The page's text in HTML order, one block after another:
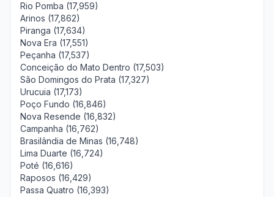
Rio Pomba (17,959)
Arinos (17,862)
Piranga (17,634)
Nova Era (17,551)
Peçanha (17,537)
Conceição do Mato Dentro (17,503)
São Domingos do Prata (17,327)
Urucuia (17,173)
Poço Fundo (16,846)
Nova Resende (16,832)
Campanha (16,762)
Brasilândia de Minas (16,748)
Lima Duarte (16,724)
Poté (16,616)
Raposos (16,429)
Passa Quatro (16,393)